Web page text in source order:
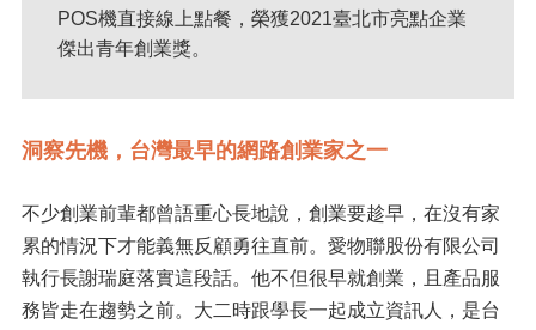
POS機直接線上點餐，榮獲2021臺北市亮點企業
傑出青年創業獎。
洞察先機，台灣最早的網路創業家之一
不少創業前輩都曾語重心長地說，創業要趁早，在沒有家
累的情況下才能義無反顧勇往直前。愛物聯股份有限公司
執行長謝瑞庭落實這段話。他不但很早就創業，且產品服
務皆走在趨勢之前。大二時跟學長一起成立資訊人，是台